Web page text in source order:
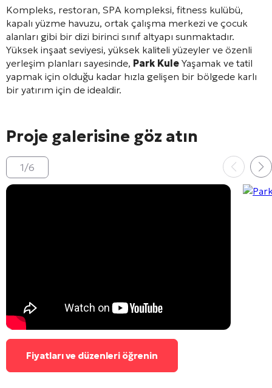
Kompleks, restoran, SPA kompleksi, fitness kulübü,
kapalı yüzme havuzu, ortak çalışma merkezi ve çocuk
alanları gibi bir dizi birinci sınıf altyapı sunmaktadır.
Yüksek inşaat seviyesi, yüksek kaliteli yüzeyler ve özenli
yerleşim planları sayesinde, Park Kule Yaşamak ve tatil
yapmak için olduğu kadar hızla gelişen bir bölgede karlı
bir yatırım için de idealdir.
Proje galerisine göz atın
1/6
Fiyatları ve düzenleri öğrenin